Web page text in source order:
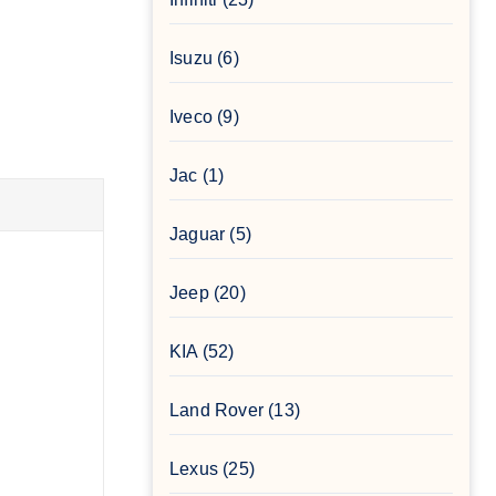
Isuzu (6)
Iveco (9)
Jac (1)
Jaguar (5)
Jeep(20)
KIA(52)
Land Rover (13)
Lexus (25)